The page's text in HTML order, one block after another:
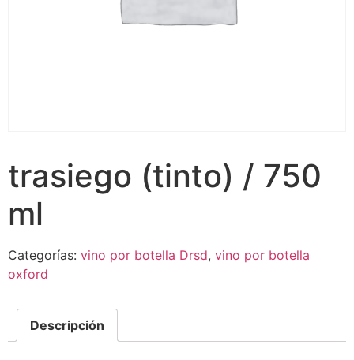
trasiego (tinto) / 750
ml
Categorías: vino por botella Drsd, vino por botella
oxford
Descripción